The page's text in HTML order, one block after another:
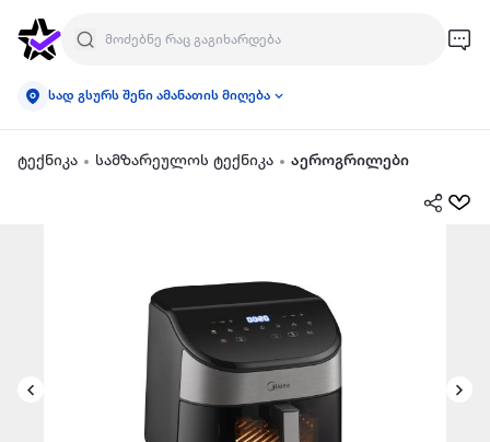
სად გსურს შენი ამანათის მიღება
ტექნიკა სამზარეულოს ტექნიკა აეროგრილები